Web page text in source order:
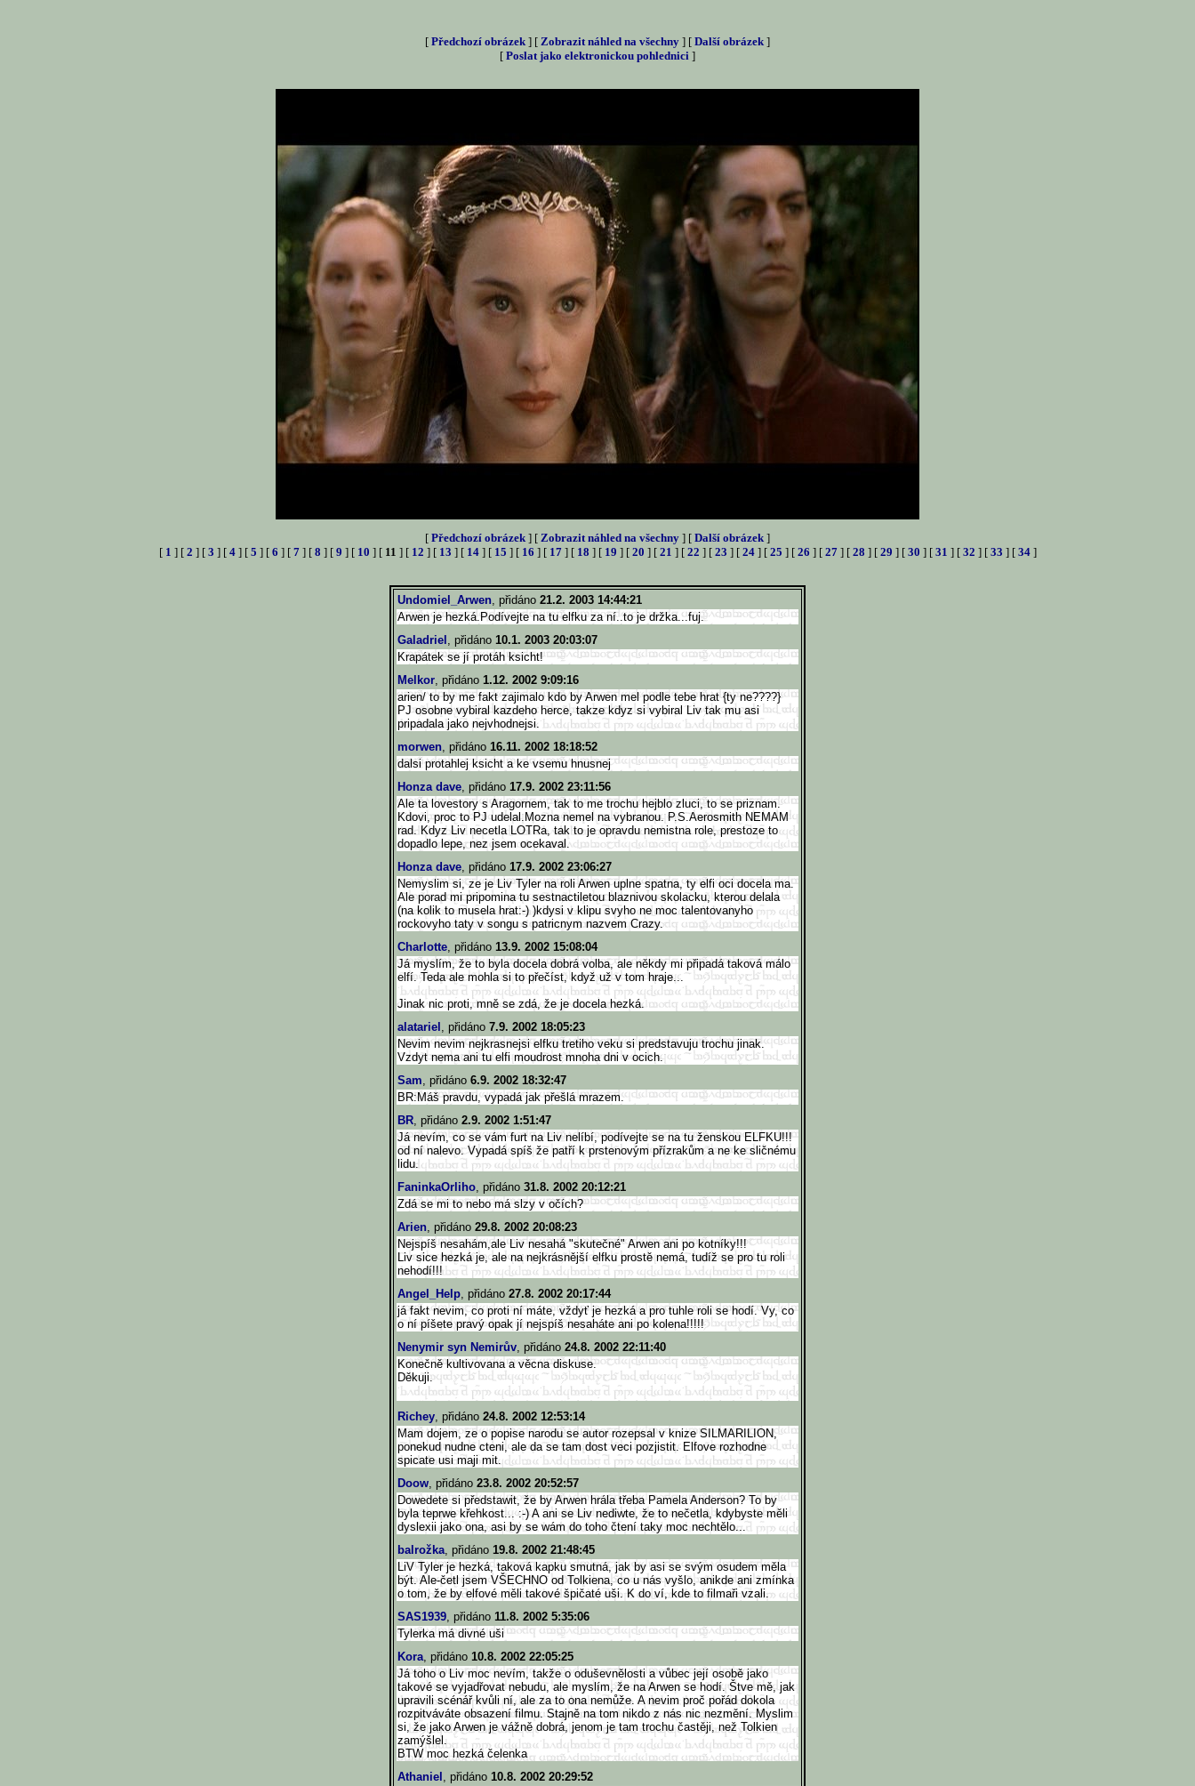
[ Předchozí obrázek ] [ Zobrazit náhled na všechny ] [ Další obrázek ]
[ Poslat jako elektronickou pohlednici ]
[ Předchozí obrázek ] [ Zobrazit náhled na všechny ] [ Další obrázek ]
[ 1 ] [ 2 ] [ 3 ] [ 4] [ 5 ] [ 6 ] [ 7] [ 8 ] [ 9 ] [ 10 ] [ 11 ] [ 12 ] [ 13 ] [ 14] [ 15 ] [ 16 ] [ 17] [ 18 ] [ 19 ] [ 20 ] [ 21 ] [ 22 ] [ 23 ] [ 24] [ 25 ] [ 26 ] [ 27] [ 28 ] [ 29 ] [ 30 ] [ 31 ] [ 32 ] [ 33 ] [ 34]
Undomiel_Arwen, přidáno 21.2. 2003 14:44:21
Arwen je hezká.Podívejte na tu elfku za ní..to je držka...fuj.
Galadriel , přidáno 10.1. 2003 20:03:07
Krapátek se jí protáh ksicht!
Melkor, přidáno 1.12. 2002 9:09:16
arien/ to by me fakt zajimalo kdo by Arwen mel podle tebe hrat {ty ne????}
PJ osobne vybiral kazdeho herce, takze kdyz si vybiral Liv tak mu asi
pripadala jako nejvhodnejsi.
morwen, přidáno 16.11. 2002 18:18:52
dalsi protahlej ksicht a ke vsemu hnusnej
Honza dave, přidáno 17.9. 2002 23:11:56
Ale ta lovestory s Aragornem, tak to me trochu hejblo zluci, to se priznam.
Kdovi, proc to PJ udelal.Mozna nemel na vybranou. P.S.Aerosmith NEMAM
rad. Kdyz Liv necetla LOTRa, tak to je opravdu nemistna role, prestoze to
dopadlo lepe, nez jsem ocekaval.
Honza dave, přidáno 17.9. 2002 23:06:27
Nemyslim si, ze je Liv Tyler na roli Arwen uplne spatna, ty elfi oci docela ma.
Ale porad mi pripomina tu sestnactiletou blaznivou skolacku, kterou delala
(na kolik to musela hrat:-) )kdysi v klipu svyho ne moc talentovanyho
rockovyho taty v songu s patricnym nazvem Crazy.
Charlotte, přidáno 13.9. 2002 15:08:04
Já myslím, že to byla docela dobrá volba, ale někdy mi připadá taková málo
elfí. Teda ale mohla si to přečíst, když už v tom hraje...
Jinak nic proti, mně se zdá, že je docela hezká.
alatariel , přidáno 7.9. 2002 18:05:23
Nevim nevim nejkrasnejsi elfku tretiho veku si predstavuju trochu jinak.
Vzdyt nema ani tu elfi moudrost mnoha dni v ocich.
Sam, přidáno 6.9. 2002 18:32:47
BR:Máš pravdu, vypadá jak přešlá mrazem.
BR, přidáno 2.9. 2002 1:51:47
Já nevím, co se vám furt na Liv nelíbí, podívejte se na tu ženskou ELFKU!!!
od ní nalevo. Vypadá spíš že patří k prstenovým přízrakům a ne ke sličnému
lidu.
FaninkaOrliho, přidáno 31.8. 2002 20:12:21
Zdá se mi to nebo má slzy v očích?
Arien, přidáno 29.8. 2002 20:08:23
Nejspíš nesahám,ale Liv nesahá "skutečné" Arwen ani po kotníky!!!
Liv sice hezká je, ale na nejkrásnější elfku prostě nemá, tudíž se pro tu roli
nehodí!!!
Angel_Help, přidáno 27.8. 2002 20:17:44
já fakt nevim, co proti ní máte, vždyť je hezká a pro tuhle roli se hodí. Vy, co
o ní píšete pravý opak jí nejspíš nesaháte ani po kolena!!!!!
Nenymir syn Nemirův, přidáno 24.8. 2002 22:11:40
Konečně kultivovana a věcna diskuse.
Děkuji.
Richey, přidáno 24.8. 2002 12:53:14
Mam dojem, ze o popise narodu se autor rozepsal v knize SILMARILION,
ponekud nudne cteni, ale da se tam dost veci pozjistit. Elfove rozhodne
spicate usi maji mit.
Doow, přidáno 23.8. 2002 20:52:57
Dowedete si předstawit, že by Arwen hrála třeba Pamela Anderson? To by
byla teprwe křehkost... :-) A ani se Liv nediwte, že to nečetla, kdybyste měli
dyslexii jako ona, asi by se wám do toho čtení taky moc nechtělo...
balrožka, přidáno 19.8. 2002 21:48:45
LiV Tyler je hezká, taková kapku smutná, jak by asi se svým osudem měla
být. Ale-četl jsem VŠECHNO od Tolkiena, co u nás vyšlo, anikde ani zmínka
o tom, že by elfové měli takové špičaté uši. K do ví, kde to filmaři vzali.
SAS1939, přidáno 11.8. 2002 5:35:06
Tylerka má divné uši
Kora, přidáno 10.8. 2002 22:05:25
Já toho o Liv moc nevím, takže o oduševnělosti a vůbec její osobě jako
takové se vyjadřovat nebudu, ale myslím, že na Arwen se hodí. Štve mě, jak
upravili scénář kvůli ní, ale za to ona nemůže. A nevim proč pořád dokola
rozpitváváte obsazení filmu. Stajně na tom nikdo z nás nic nezmění. Myslim
si, že jako Arwen je vážně dobrá, jenom je tam trochu častěji, než Tolkien
zamýšlel.
BTW moc hezká čelenka
Athaniel , přidáno 10.8. 2002 20:29:52